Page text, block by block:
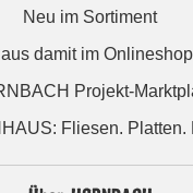
Neu im Sortiment
damit im Onlineshop
Projekt-
Fliesen. Platten.